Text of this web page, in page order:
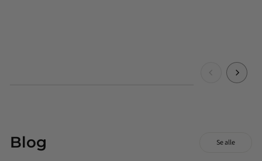
Blog Se alle